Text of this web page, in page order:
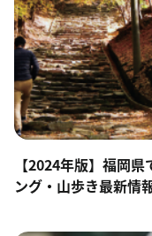
【2024年版】福岡
ング・山歩き最新情